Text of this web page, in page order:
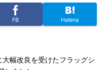
FB Hatena
幅改良を受けたフラッグシ